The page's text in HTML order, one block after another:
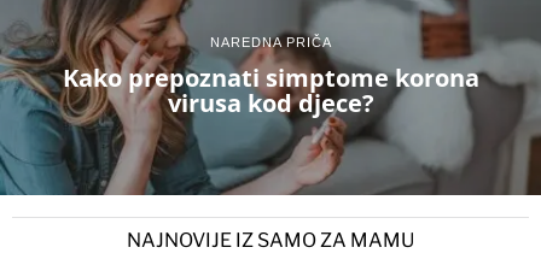
NAREDNA PRIČA
Kako prepoznati simptome korona
virusa kod djece?
NAJNOVIJE IZ SAMO ZA MAMU